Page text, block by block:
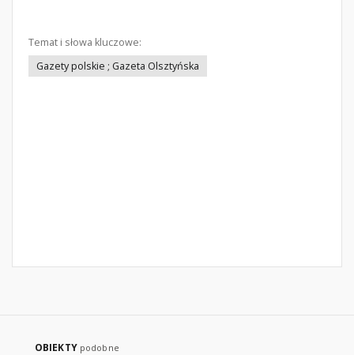
Temat i słowa kluczowe:
Gazety polskie ; Gazeta Olsztyńska
OBIEKTY podobne